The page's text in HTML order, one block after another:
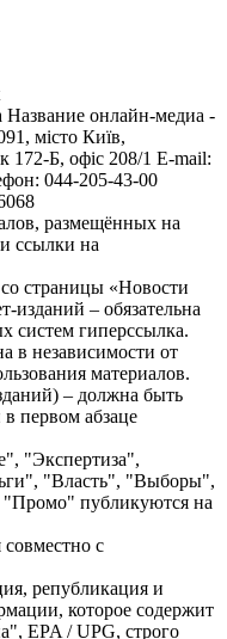
Название онлайн-медиа -
місто Київ,
Б, офіс 208/1 E-mail:
044-205-43-00
размещённых на
ссылки на
страницы «Новости
изданий – обязательна
систем гиперссылка.
в независимости от
материалов.
– должна быть
первом абзаце
"Экспертиза",
"Власть", "Выборы",
публикуются на
совместно с
републикация и
которое содержит
EPA / UPG, строго